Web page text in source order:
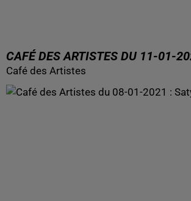
CAFÉ DES ARTISTES DU 11-01-
Café des Artistes